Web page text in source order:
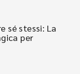
sé stessi: La
per